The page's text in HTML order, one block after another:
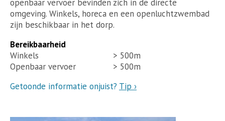
openbaar vervoer bevinden zich in de directe
omgeving. Winkels, horeca en een openluchtzwembad
zijn beschikbaar in het dorp.
Bereikbaarheid
Winkels
> 500m
Openbaar vervoer
> 500m
Getoonde informatie onjuist? Tip ›